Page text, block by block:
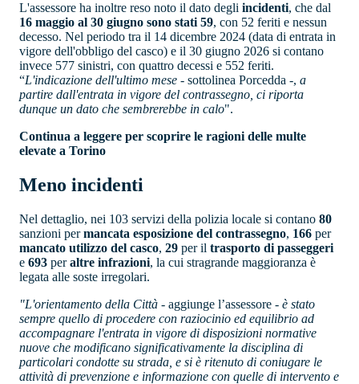
L'assessore ha inoltre reso noto il dato degli incidenti, che dal
16 maggio al 30 giugno sono stati 59, con 52 feriti e nessun
decesso. Nel periodo tra il 14 dicembre 2024 (data di entrata in
vigore dell'obbligo del casco) e il 30 giugno 2026 si contano
invece 577 sinistri, con quattro decessi e 552 feriti.
“L'indicazione dell'ultimo mese - sottolinea Porcedda -, a
partire dall'entrata in vigore del contrassegno, ci riporta
dunque un dato che sembrerebbe in calo".
Continua a leggere per scoprire le ragioni delle multe
elevate a Torino
Meno incidenti
Nel dettaglio, nei 103 servizi della polizia locale si contano 80
sanzioni permancata esposizione del contrassegno, 166 per
mancato utilizzo del casco, 29 per il trasporto di passeggeri
e 693 peraltre infrazioni, la cui stragrande maggioranza è
legata alle soste irregolari.
"L'orientamento della Città - aggiunge l’assessore - è stato
sempre quello di procedere con raziocinio ed equilibrio ad
accompagnare l'entrata in vigore di disposizioni normative
nuove che modificano significativamente la disciplina di
particolari condotte su strada, e si è ritenuto di coniugare le
attività di prevenzione e informazione con quelle di intervento e